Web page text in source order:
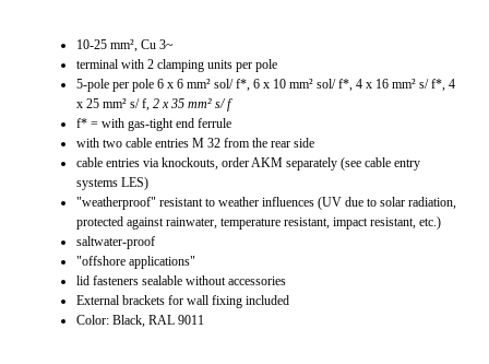
10-25 mm², Cu 3~
terminal with 2 clamping units per pole
5-pole per pole 6 x 6 mm² sol/ f*, 6 x 10 mm² sol/ f*, 4 x 16 mm² s/ f*, 4
x 25 mm² s/ f, 2 x 35 mm² s/ f
f* = with gas-tight end ferrule
with two cable entries M 32 from the rear side
cable entries via knockouts, order AKM separately (see cable entry
systems LES)
"weatherproof" resistant to weather influences (UV due to solar radiation,
protected against rainwater, temperature resistant, impact resistant, etc.)
saltwater-proof
"offshore applications"
lid fasteners sealable without accessories
External brackets for wall fixing included
Color: Black, RAL 9011